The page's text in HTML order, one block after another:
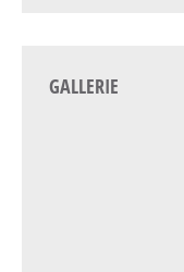
GALLERIE